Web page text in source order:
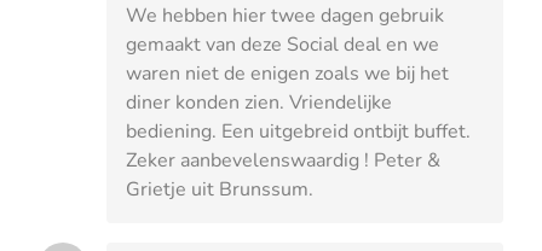
We hebben hier twee dagen gebruik
gemaakt van deze Social deal en we
waren niet de enigen zoals we bij het
diner konden zien. Vriendelijke
bediening. Een uitgebreid ontbijt buffet.
Zeker aanbevelenswaardig ! Peter &
Grietje uit Brunssum.